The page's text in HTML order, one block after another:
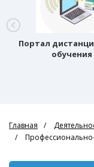
Портал
обучения
Главная